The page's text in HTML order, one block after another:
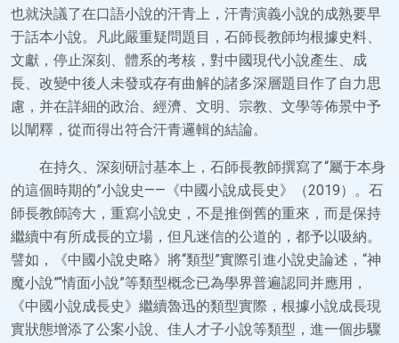
也就決議了在口語小說的汗青上，汗青演義小說的成熟要早
于話本小說。凡此嚴重疑問題目，石師長教師均根據史料、
文獻，停止深刻、體系的考核，對中國現代小說產生、成
長、改變中後人未發或存有曲解的諸多深層題目作了自力思
慮，并在詳細的政治、經濟、文明、宗教、文學等佈景中予
以闡釋，從而得出符合汗青邏輯的結論。
在持久、深刻研討基本上，石師長教師撰寫了“屬于本身
的這個時期的”小說史——《中國小說成長史》（2019）。石
師長教師誇大，重寫小說史，不是推倒舊的重來，而是保持
繼續中有所成長的立場，但凡迷信的公道的，都予以吸納。
譬如，《中國小說史略》將“類型”實際引進小說史論述，“神
魔小說”“情面小說”等類型概念已為學界普遍認同并應用，
《中國小說成長史》繼續魯迅的類型實際，根據小說成長現
實狀態增添了公案小說、佳人才子小說等類型，進一個步驟